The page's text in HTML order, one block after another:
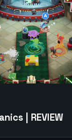
| REVIEW